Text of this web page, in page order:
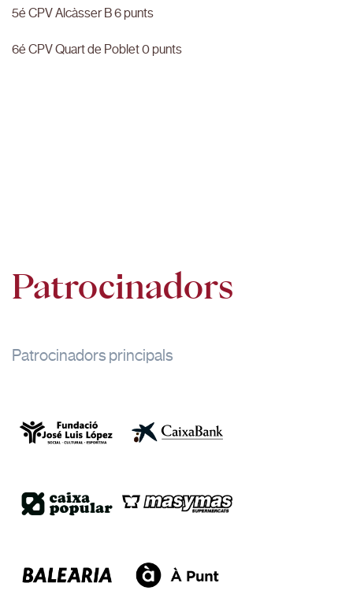
5é CPV Alcàsser B 6 punts
6é CPV Quart de Poblet 0 punts
Patrocinadors
Patrocinadors principals